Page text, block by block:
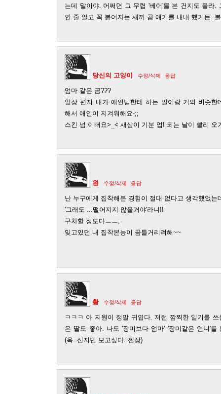
는데 말이야. 어쩌면 그 무렵 '베어'를 본 건지도 몰라.
인 줄 알고 꼭 붙어자는 새끼 곰 얘기를 내내 했거든.
당신의 고양이 수정/삭제 응답
엄마 같은 곰???
앞장 편지 내가 애인님한테 하는 말이랑 거의 비슷
해서 애인이 지겨워해요-;;
스킨 넘 이뻐요>_< 새삼이 기분 업! 되는 날이 빨리 오
원 수정/삭제 응답
난 누구에게 집착해본 경험이 절대 없다고 생각했었는
'그래도 ...떨어지지 않을거야'라니!!
구차할 정도다ㅡㅡ;
잊고있던 내 집착본능이 꿈틀거리려해~~
황 수정/삭제 응답
ㅋㅋㅋ 아 지원이 정말 귀엽다. 저런 깜찍한 일기를
은 딸도 좋아. 나도 '장미보다 엄마' '장미같은 언니'
(윽. 신지민 보고싶다. 젠장)